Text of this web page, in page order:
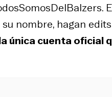
nombre, hagan
única cuenta oficial